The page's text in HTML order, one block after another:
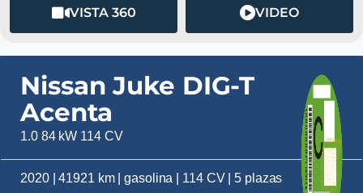
VISTA 360 VIDEO
Nissan Juke DIG-T
Acenta
1.0 84 kW 114 CV
2020 | 41921 km | gasolina | 114 CV | 5 plazas